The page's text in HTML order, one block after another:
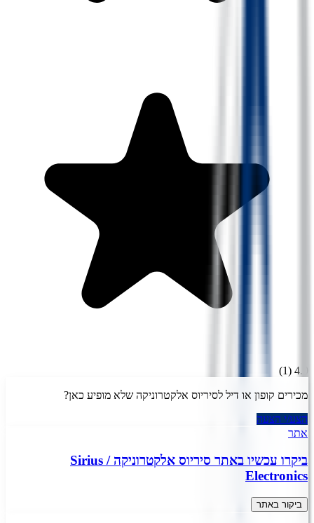
4.0
(
1
)
מכירים קופון או דיל לסיריוס אלקטרוניקה שלא מופיע כאן?
הצע/י הצעה
אתר
ביקרו עכשיו באתר סיריוס אלקטרוניקה /
Sirius
Electronics
ביקור באתר